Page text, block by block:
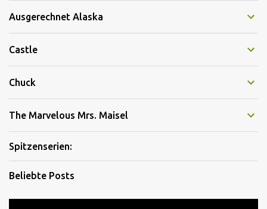
Ausgerechnet Alaska
Castle
Chuck
The Marvelous Mrs. Maisel
Spitzenserien:
Beliebte Posts